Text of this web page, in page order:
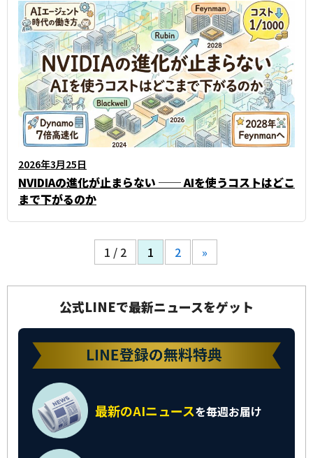
2026年3月25日
NVIDIAの進化が止まらない ── AIを使うコストはどこ
まで下がるのか
1 / 2 1 2 »
公式LINEで最新ニュースをゲット
最新のAIニュースを毎週お届け